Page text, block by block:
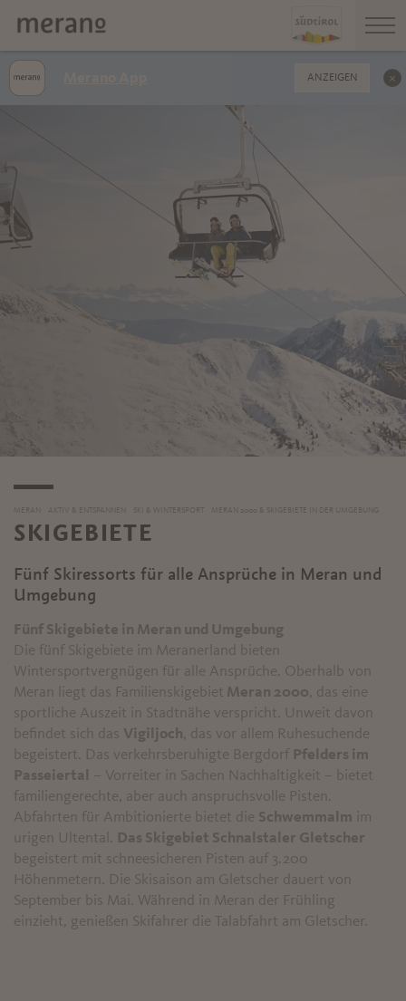
MERAN AKTIV & ENTSPANNEN SKI & WINTERSPORT MERAN 2000 & SKIGEBIETE IN DER UMGEBUNG
SKIGEBIETE
Fünf Skiressorts für alle Ansprüche in Meran und
Umgebung
Fünf Skigebiete in Meran und Umgebung
Die fünf Skigebiete im Meranerland bieten
Wintersportvergnügen für alle Ansprüche. Oberhalb von
Meran liegt das Familienskigebiet Meran 2000 , das eine
sportliche Auszeit in Stadtnähe verspricht. Unweit davon
befindet sich das Vigiljoch , das vor allem Ruhesuchende
begeistert. Das verkehrsberuhigte Bergdorf Pfelders im
Passeiertal
– Vorreiter in Sachen Nachhaltigkeit – bietet
familiengerechte, aber auch anspruchsvolle Pisten.
Abfahrten für Ambitionierte bietet die Schwemmalm im
urigen Ultental.
Das Skigebiet Schnalstaler Gletscher
begeistert mit schneesicheren Pisten auf 3.200
Höhenmetern. Die Skisaison am Gletscher dauert von
September bis Mai. Während in Meran der Frühling
einzieht, genießen Skifahrer die Talabfahrt am Gletscher.
ANZEIGEN